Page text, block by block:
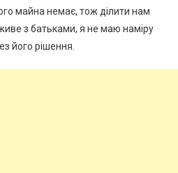
майна немає, тож ділити нам
з батьками, я не маю наміру
його рішення.